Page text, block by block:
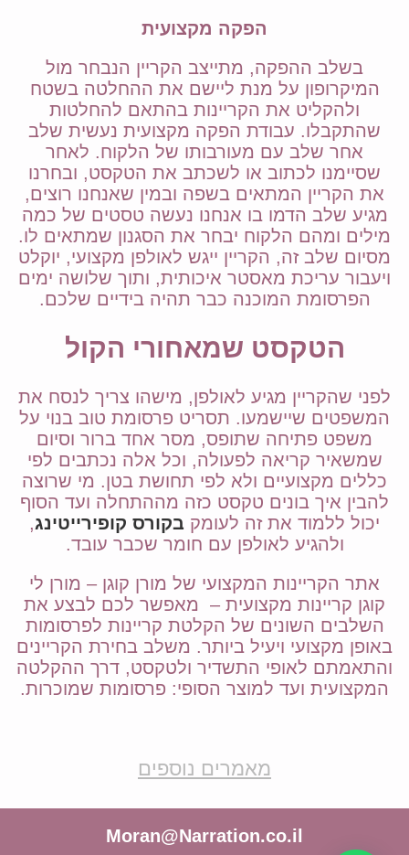
הפקה מקצועית
בשלב ההפקה, מתייצב הקריין הנבחר מול
המיקרופון על מנת ליישם את ההחלטה בשטח
ולהקליט את הקריינות בהתאם להחלטות
שהתקבלו. עבודת הפקה מקצועית נעשית שלב
אחר שלב עם מעורבותו של הלקוח. לאחר
שסיימנו לכתוב או לשכתב את הטקסט, ובחרנו
את הקריין המתאים בשפה ובמין שאנחנו רוצים,
מגיע שלב הדמו בו אנחנו נעשה טסטים של כמה
מילים ומהם הלקוח יבחר את הסגנון שמתאים לו.
מסיום שלב זה, הקריין ייגש לאולפן מקצועי, יוקלט
ויעבור עריכת מאסטר איכותית, ותוך שלושה ימים
הפרסומת המוכנה כבר תהיה בידיים שלכם.
הטקסט שמאחורי הקול
לפני שהקריין מגיע לאולפן, מישהו צריך לנסח את
המשפטים שיישמעו. תסריט פרסומת טוב בנוי על
משפט פתיחה שתופס, מסר אחד ברור וסיום
שמשאיר קריאה לפעולה, וכל אלה נכתבים לפי
כללים מקצועיים ולא לפי תחושת בטן. מי שרוצה
להבין איך בונים טקסט כזה מההתחלה ועד הסוף
יכול ללמוד את זה לעומק בקורס קופירייטינג,
ולהגיע לאולפן עם חומר שכבר עובד.
אתר הקריינות המקצועי של מורן קוגן – מורן לי
קוגן קריינות מקצועית – מאפשר לכם לבצע את
השלבים השונים של הקלטת קריינות לפרסומות
באופן מקצועי ויעיל ביותר. משלב בחירת הקריינים
והתאמתם לאופי התשדיר ולטקסט, דרך ההקלטה
המקצועית ועד למוצר הסופי: פרסומות שמוכרות.
מאמרים נוספים
Moran@Narration.co.il